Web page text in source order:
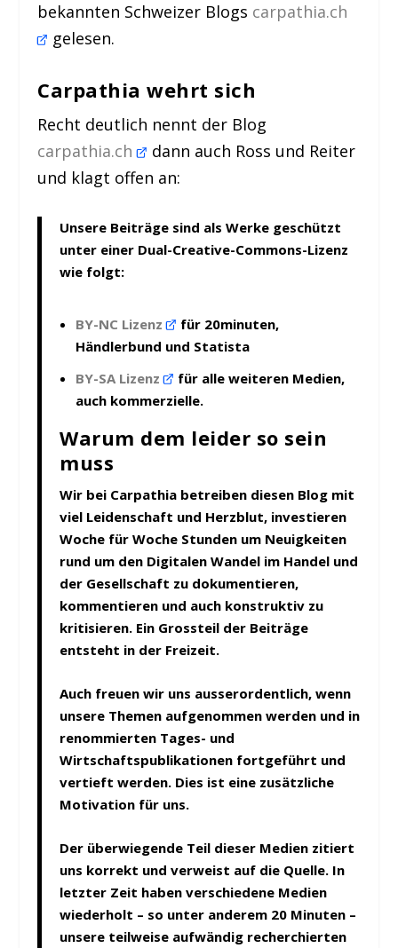
bekannten Schweizer Blogs carpathia.ch
gelesen.
Carpathia wehrt sich
Recht deutlich nennt der Blog
carpathia.ch
dann auch Ross und Reiter
und klagt offen an:
Unsere Beiträge sind als Werke geschützt
unter einer Dual-Creative-Commons-Lizenz
wie folgt:
BY-NC Lizenz
für 20minuten,
Händlerbund und Statista
BY-SA Lizenz
für alle weiteren Medien,
auch kommerzielle.
Warum dem leider so sein
muss
Wir bei Carpathia betreiben diesen Blog mit
viel Leidenschaft und Herzblut, investieren
Woche für Woche Stunden um Neuigkeiten
rund um den Digitalen Wandel im Handel und
der Gesellschaft zu dokumentieren,
kommentieren und auch konstruktiv zu
kritisieren. Ein Grossteil der Beiträge
entsteht in der Freizeit.
Auch freuen wir uns ausserordentlich, wenn
unsere Themen aufgenommen werden und in
renommierten Tages- und
Wirtschaftspublikationen fortgeführt und
vertieft werden. Dies ist eine zusätzliche
Motivation für uns.
Der überwiegende Teil dieser Medien zitiert
uns korrekt und verweist auf die Quelle. In
letzter Zeit haben verschiedene Medien
wiederholt – so unter anderem 20 Minuten –
unsere teilweise aufwändig recherchierten